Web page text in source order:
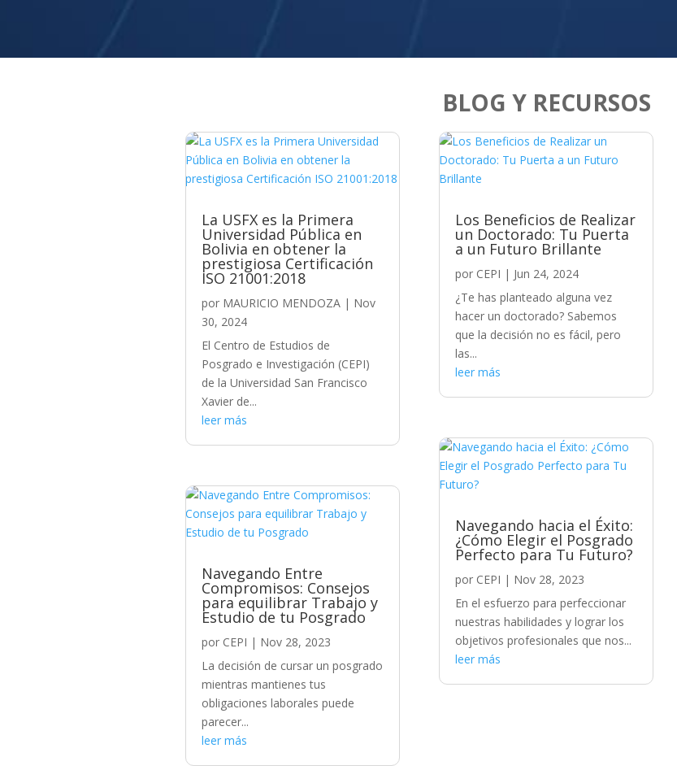
BLOG Y RECURSOS
La USFX es la Primera
Universidad Pública en
Bolivia en obtener la
prestigiosa Certificación
ISO 21001:2018
por MAURICIO MENDOZA | Nov
30, 2024
El Centro de Estudios de
Posgrado e Investigación (CEPI)
de la Universidad San Francisco
Xavier de...
leer más
Navegando Entre
Compromisos: Consejos
para equilibrar Trabajo y
Estudio de tu Posgrado
por CEPI | Nov 28, 2023
La decisión de cursar un posgrado
mientras mantienes tus
obligaciones laborales puede
parecer...
leer más
Los Beneficios de Realizar
un Doctorado: Tu Puerta
a un Futuro Brillante
por CEPI | Jun 24, 2024
¿Te has planteado alguna vez
hacer un doctorado? Sabemos
que la decisión no es fácil, pero
las...
leer más
Navegando hacia el Éxito:
¿Cómo Elegir el Posgrado
Perfecto para Tu Futuro?
por CEPI | Nov 28, 2023
En el esfuerzo para perfeccionar
nuestras habilidades y lograr los
objetivos profesionales que nos...
leer más